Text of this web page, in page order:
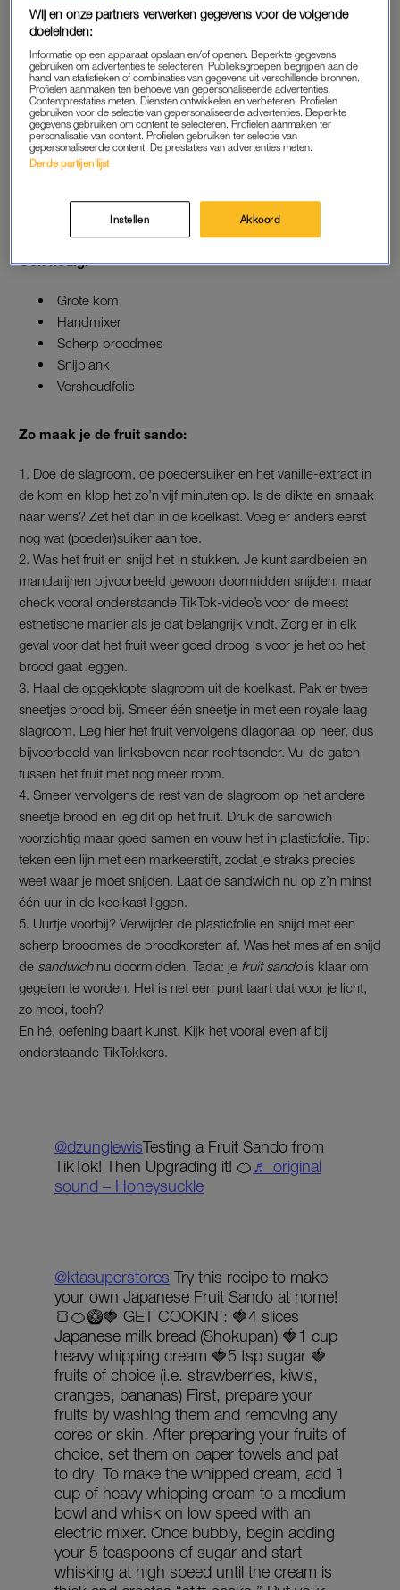
zelf. Uit een rondgang op culinaire sites en TikTok, komen wij
tot het volgende succesrecept.
Dit zijn de ingrediënten (voor één à twee fruit sando’s):
Japans melkbrood (shokupan) of witbrood
250 milliliter slagroom
Fruit naar keuze
1 eetlepel poedersuiker
Ook nodig:
Grote kom
Handmixer
Scherp broodmes
Snijplank
Vershoudfolie
Zo maak je de fruit sando:
Doe de slagroom, de poedersuiker en het vanille-extract in
de kom en klop het zo’n vijf minuten op. Is de dikte en smaak
naar wens? Zet het dan in de koelkast. Voeg er anders eerst
nog wat (poeder)suiker aan toe.
Was het fruit en snijd het in stukken. Je kunt aardbeien en
mandarijnen bijvoorbeeld gewoon doormidden snijden, maar
check vooral onderstaande TikTok-video’s voor de meest
esthetische manier als je dat belangrijk vindt. Zorg er in elk
geval voor dat het fruit weer goed droog is voor je het op het
brood gaat leggen.
Haal de opgeklopte slagroom uit de koelkast. Pak er twee
sneetjes brood bij. Smeer één sneetje in met een royale laag
slagroom. Leg hier het fruit vervolgens diagonaal op neer, dus
bijvoorbeeld van linksboven naar rechtsonder. Vul de gaten
tussen het fruit met nog meer room.
Smeer vervolgens de rest van de slagroom op het andere
sneetje brood en leg dit op het fruit. Druk de sandwich
voorzichtig maar goed samen en vouw het in plasticfolie. Tip:
teken een lijn met een markeerstift, zodat je straks precies
weet waar je moet snijden. Laat de sandwich nu op z’n minst
één uur in de koelkast liggen.
Uurtje voorbij? Verwijder de plasticfolie en snijd met een
scherp broodmes de broodkorsten af. Was het mes af en snijd
de sandwichnu doormidden. Tada: je fruit sandois klaar om
gegeten te worden. Het is net een punt taart dat voor je licht,
zo mooi, toch?
En hé, oefening baart kunst. Kijk het vooral even af bij
onderstaande TikTokkers.
@dzunglewisTesting a Fruit Sando from
TikTok! Then Upgrading it! 🍊 ♬ original
sound – Honeysuckle
@ktasuperstores Try this recipe to make
your own Japanese Fruit Sando at home!
🍞🍊🥝🍓 GET COOKIN’: 🍓4 slices
Japanese milk bread (Shokupan) 🍓1 cup
heavy whipping cream 🍓5 tsp sugar 🍓
fruits of choice (i.e. strawberries, kiwis,
oranges, bananas) First, prepare your
fruits by washing them and removing any
cores or skin. After preparing your fruits of
choice, set them on paper towels and pat
to dry. To make the whipped cream, add 1
cup of heavy whipping cream to a medium
bowl and whisk on low speed with an
electric mixer. Once bubbly, begin adding
your 5 teaspoons of sugar and start
whisking at high speed until the cream is
Wij en onze partners verwerken gegevens voor de volgende
doeleinden:
Informatie op een apparaat opslaan en/of openen. Beperkte gegevens
gebruiken om advertenties te selecteren. Publieksgroepen begrijpen aan de
hand van statistieken of combinaties van gegevens uit verschillende bronnen.
Profielen aanmaken ten behoeve van gepersonaliseerde advertenties.
Contentprestaties meten. Diensten ontwikkelen en verbeteren. Profielen
gebruiken voor de selectie van gepersonaliseerde advertenties. Beperkte
gegevens gebruiken om content te selecteren. Profielen aanmaken ter
personalisatie van content. Profielen gebruiken ter selectie van
gepersonaliseerde content. De prestaties van advertenties meten.
Derde partijen lijst
Instellen Akkoord